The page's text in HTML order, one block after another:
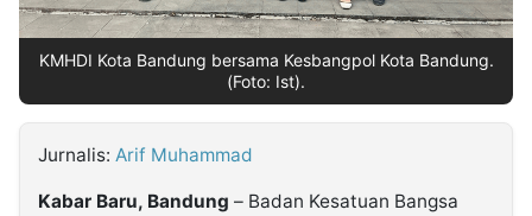
KMHDI Kota Bandung bersama Kesbangpol Kota Bandung.
(Foto: Ist).
Jurnalis: Arif Muhammad
Kabar Baru, Bandung – Badan Kesatuan Bangsa